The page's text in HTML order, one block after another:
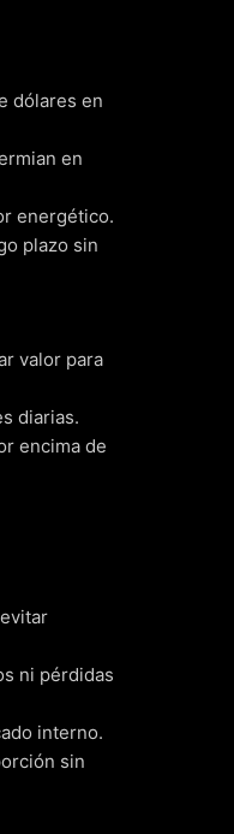
dólares en
en
energético.
plazo sin
valor para
diarias.
encima de
ni pérdidas
interno.
sin